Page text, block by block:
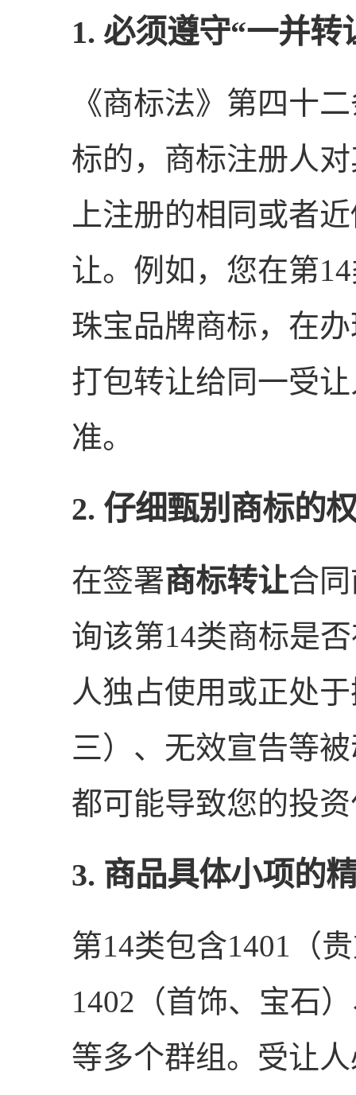
1. 必须遵守“一并转
《商标法》第四十
标的，商标注册人
上注册的相同或者
让。例如，您在第
珠宝品牌商标，在
打包转让给同一受
准。
2. 仔细甄别商标的
在签署商标转让合
询该第14类商标是
人独占使用或正处
三）、无效宣告等
都可能导致您的投
3. 商品具体小项的
第14类包含1401（
1402（首饰、宝石
等多个群组。受让